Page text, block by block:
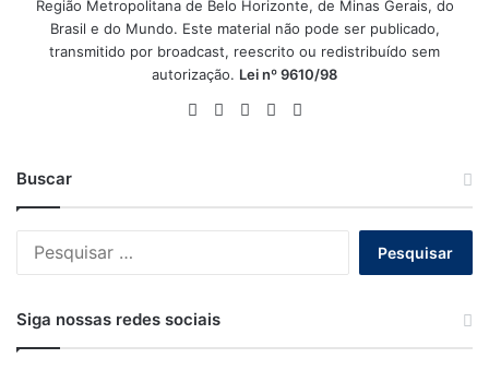
Região Metropolitana de Belo Horizonte, de Minas Gerais, do
Brasil e do Mundo. Este material não pode ser publicado,
transmitido por broadcast, reescrito ou redistribuído sem
autorização. Lei nº 9610/98
WebsiteFacebook
X YouTube
Buscar
Siga nossas redes sociais